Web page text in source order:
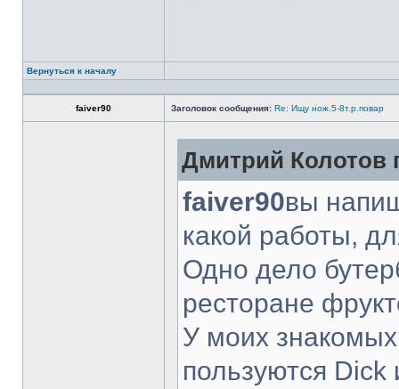
Вернуться к началу
faiver90 Заголовок сообщения: Re: Ищу нож.5-8т.р.повар
Дмитрий Колотов
faiver90вы
какой работы,
Одно дело
ресторане
У моих
пользуются Dick